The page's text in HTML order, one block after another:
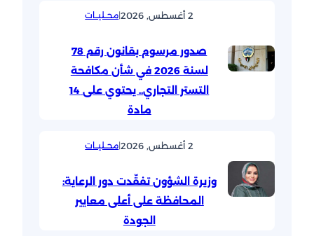
2 أغسطس, 2026 |محــليــات
صدور مرسوم بقانون رقم 78
لسنة 2026 في شأن مكافحة
التستر التجاري.. يحتوي على 14
مادة
2 أغسطس, 2026 |محــليــات
وزيرة الشؤون تفقّدت دور الرعاية:
المحافظة على أعلى معايير
الجودة